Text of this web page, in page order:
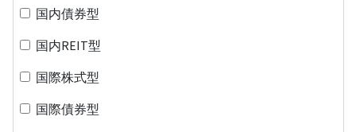
国内債券型
国内REIT型
国際株式型
国際債券型